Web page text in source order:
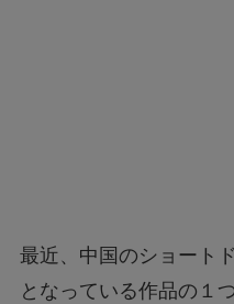
最近、中国のショート
となっている作品の１